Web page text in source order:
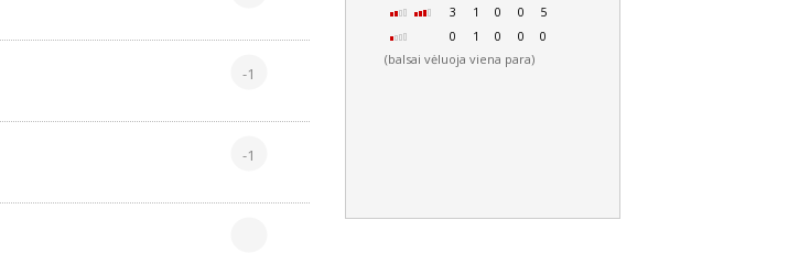
-1
-1
3
1 0 0
5
0
1 0 0 0
(balsai vėluoja viena para)